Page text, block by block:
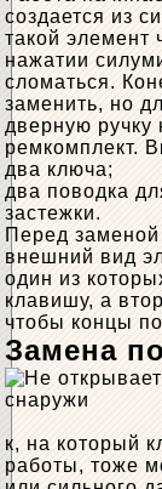
создается из
такой элемент
нажатии
сломаться.
заменить, но
дверную ручку
ремкомплект.
два ключа;
два поводка
застежки.
Перед
внешний вид
один из
клавишу, а
чтобы концы
Замена
к, на который
работы, тоже